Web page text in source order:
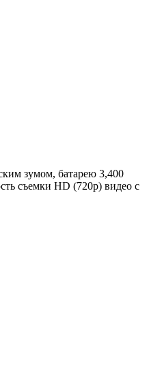
зумом, батарею 3,400
съемки HD (720p) видео с